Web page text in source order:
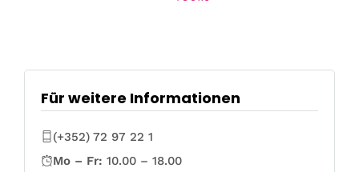
Für weitere Informationen
(+352) 72 97 22 1
Mo – Fr: 10.00 – 18.00